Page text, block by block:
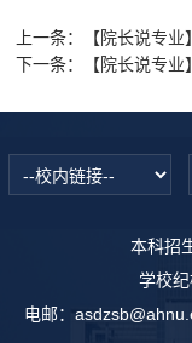
上一条：
【院长说专
下一条：
【院长说专
本科招
学校
电邮：